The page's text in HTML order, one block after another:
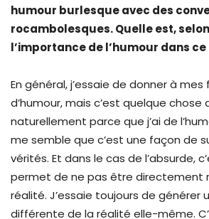
humour burlesque avec des
rocambolesques. Quelle est,
l’importance de l’humour dans ce
En général, j’essaie de donner à
d’humour, mais c’est quelque
naturellement parce que j’ai de
me semble que c’est une façon de
vérités. Et dans le cas de l’absurde,
permet de ne pas être directement
réalité. J’essaie toujours de générer
différente de la réalité elle-même.